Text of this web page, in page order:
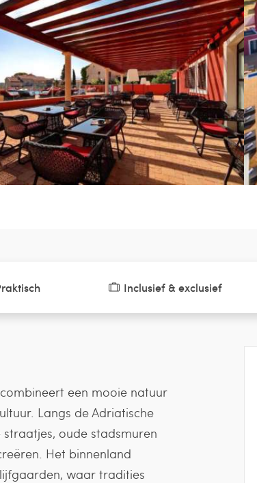
een mooie natuur
Langs de Adriatische
oude stadsmuren
Het binnenland
waar tradities
Inclusief & exclusief